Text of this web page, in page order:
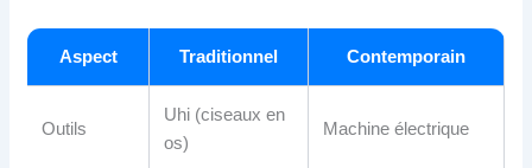
Aspect Traditionnel Contemporain
Outils
Uhi (ciseaux en
os)
Machine électrique